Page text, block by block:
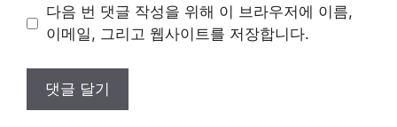
트
다음 번 댓글 작성을 위해 이 브라우저에 이름,
이메일, 그리고 웹사이트를 저장합니다.